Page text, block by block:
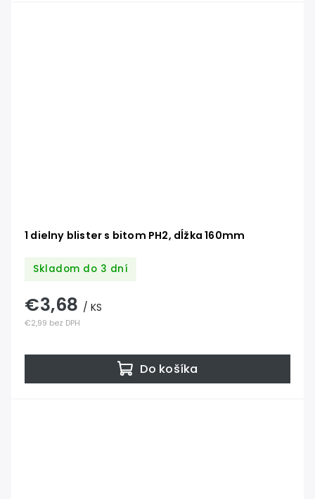
1 dielny blister s bitom PH2, dĺžka 160mm
Skladom do 3 dní
€2,99 bez DPH
€3,68 / KS
Do košíka